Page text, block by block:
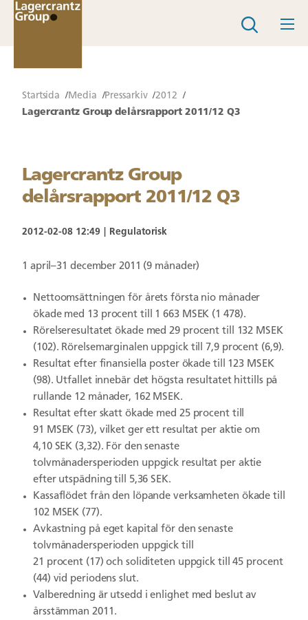
Startsida Media Pressarkiv
2012
Lagercrantz Group delårsrapport 2011/12 Q3
Lagercrantz Group
delårsrapport 2011/12 Q3
2012-02-08 12:49 Regulatorisk
1 april–31 december 2011 (9 månader)
Nettoomsättningen för årets första nio månader
ökade med 13 procent till 1 663 MSEK (1 478).
Rörelseresultatet ökade med 29 procent till 132 MSEK
(102). Rörelsemarginalen uppgick till 7,9 procent (6,9).
Resultat efter finansiella poster ökade till 123 MSEK
(98). Utfallet innebär det högsta resultatet hittills på
rullande 12 månader, 162 MSEK.
Resultat efter skatt ökade med 25 procent till
91 MSEK (73), vilket ger ett resultat per aktie om
4,10 SEK (3,32). För den senaste
tolvmånadersperioden uppgick resultat per aktie
efter utspädning till 5,36 SEK.
Kassaflödet från den löpande verksamheten ökade till
102 MSEK (77).
Avkastning på eget kapital för den senaste
tolvmånadersperioden uppgick till
21 procent (17) och soliditeten uppgick till 45 procent
(44) vid periodens slut.
Valberedning är utsedd i enlighet med beslut av
årsstämman 2011.